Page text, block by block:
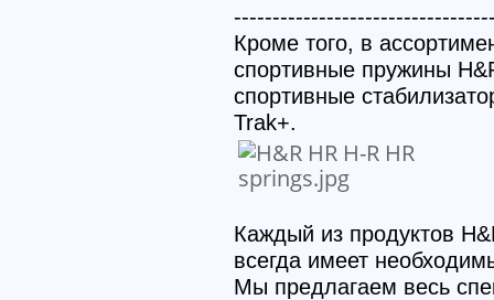
Кроме того, в
спортивные пружины
спортивные
Trak+.
Каждый из продуктов
всегда имеет
Мы предлагаем весь